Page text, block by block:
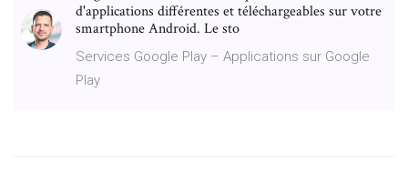
d'applications différentes et téléchargeables sur votre
smartphone Android. Le sto
Services Google Play – Applications sur Google
Play